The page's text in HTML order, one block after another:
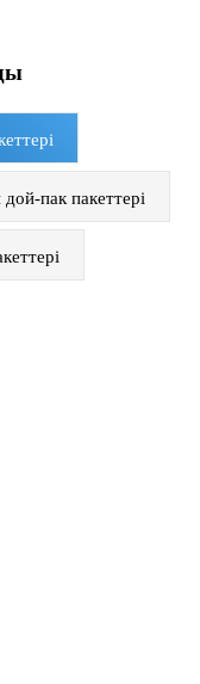
пак пакеттері